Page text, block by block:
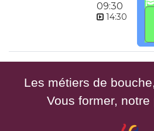
09:30
14:30
Les métiers de
Vous former, notre